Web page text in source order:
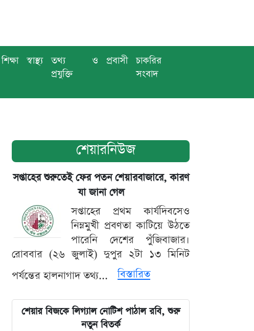
শিক্ষা স্বাস্থ্য
তথ্য ও
প্রযুক্তি
প্রবাসী
চাকরির
সংবাদ
শেয়ারনিউজ
সপ্তাহের শুরুতেই ফের পতন শেয়ারবাজারে, কারণ
যা জানা গেল
সপ্তাহের প্রথম কার্যদিবসেও
নিম্নমুখী প্রবণতা কাটিয়ে উঠতে
পারেনি দেশের পুঁজিবাজার।
রোববার (২৬ জুলাই) দুপুর ২টা ১৩ মিনিট
পর্যন্তের হালনাগাদ তথ্য...
বিস্তারিত
শেয়ার বিজকে লিগ্যাল নোটিশ পাঠাল রবি, শুরু
নতুন বিতর্ক